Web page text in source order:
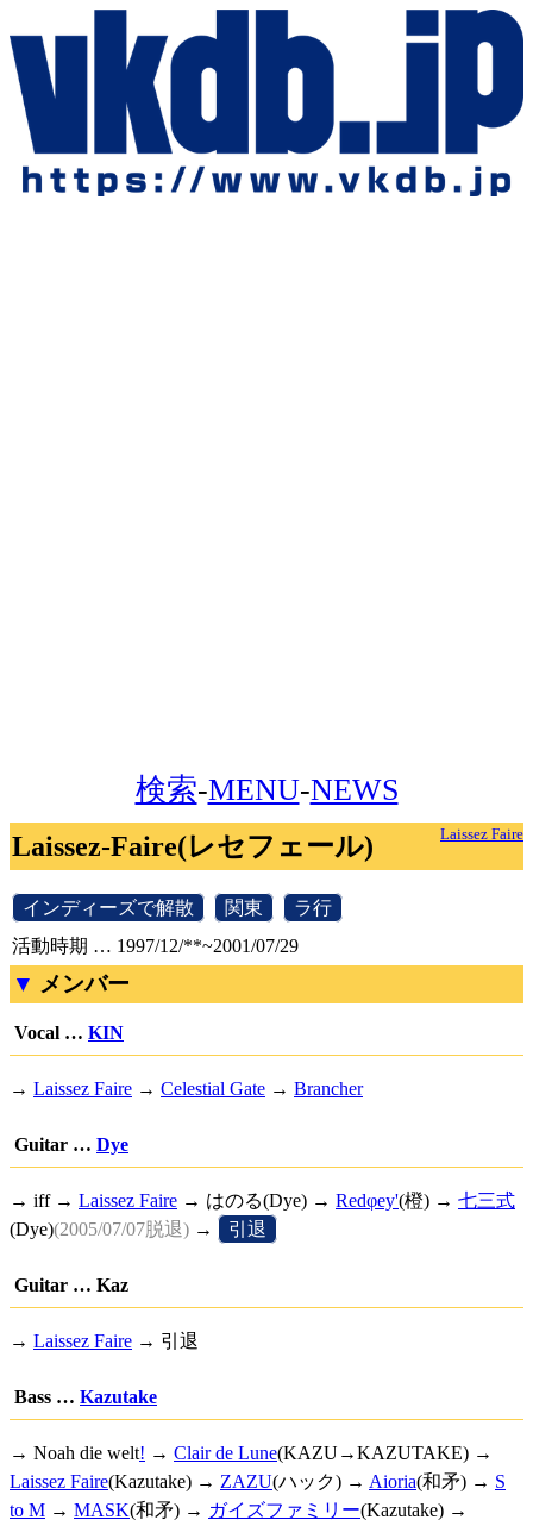
検索-MENU-NEWS
Laissez Faire
Laissez-Faire(レセフェール)
インディーズで解散 関東 ラ行
活動時期 … 1997/12/**~2001/07/29
メンバー
Vocal … KIN
→ Laissez Faire → Celestial Gate → Brancher
Guitar … Dye
→ iff → Laissez Faire → はのる(Dye) → Redφey'(橙) → 七三式
(Dye)(2005/07/07脱退) → 引退
Guitar … Kaz
→ Laissez Faire → 引退
Bass … Kazutake
→ Noah die welt! → Clair de Lune(KAZU→KAZUTAKE) →
Laissez Faire(Kazutake) → ZAZU(ハック) → Aioria(和矛) → S
to M → MASK(和矛) → ガイズファミリー(Kazutake) →